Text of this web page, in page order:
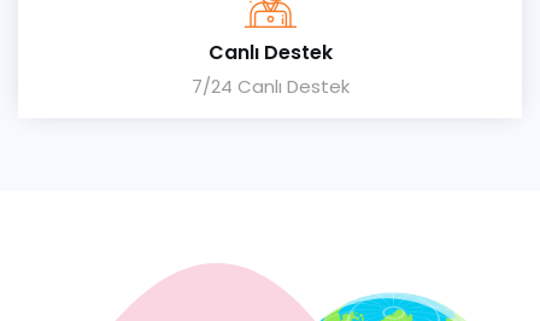
Canlı Destek
7/24 Canlı Destek